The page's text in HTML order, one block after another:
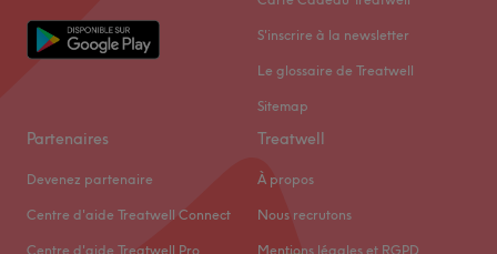
S'inscrire à la newsletter
Le glossaire de Treatwell
Sitemap
Partenaires
Devenez partenaire
Centre d'aide Treatwell Connect
Centre d'aide Treatwell Pro
Treatwell
À propos
Nous recrutons
Mentions légales et RGPD